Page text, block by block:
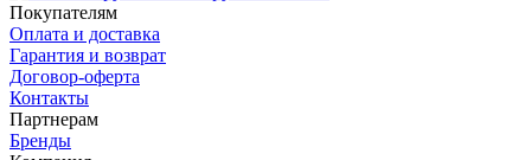
Покупателям
Оплата и доставка
Гарантия и возврат
Договор-оферта
Контакты
Партнерам
Бренды